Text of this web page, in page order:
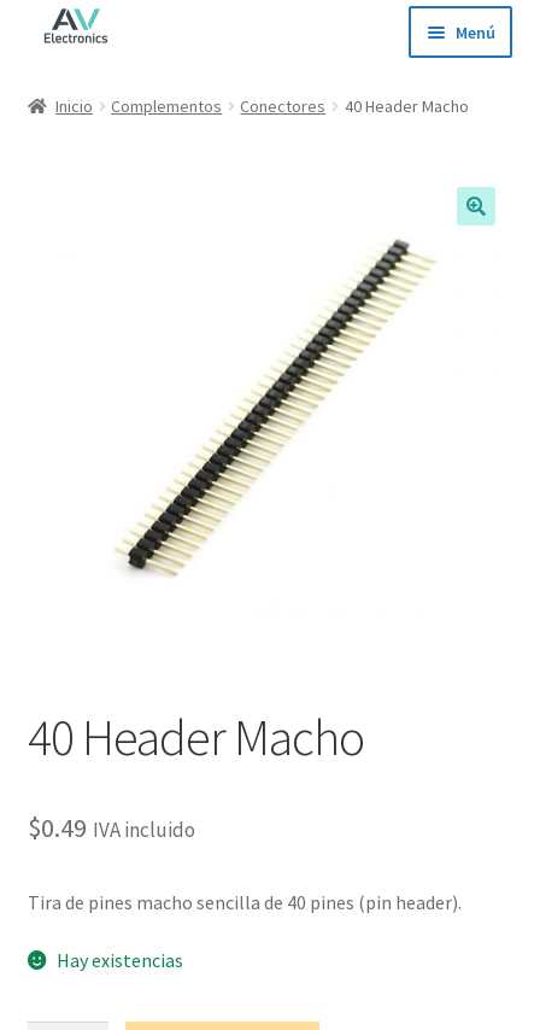
navegación
Menú
Inicio Complementos Conectores 40 Header Macho
40 Header Macho
$0.49 IVA incluido
Tira de pines macho sencilla de 40 pines (pin header).
Hay existencias